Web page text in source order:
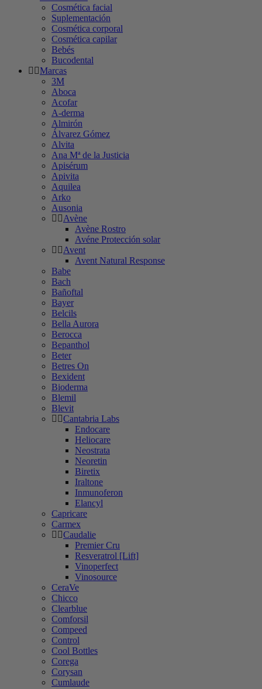
Cosmética facial
Suplementación
Cosmética corporal
Cosmética capilar
Bebés
Bucodental
Marcas
3M
Aboca
Acofar
A-derma
Almirón
Álvarez Gómez
Alvita
Ana Mª de la Justicia
Apisérum
Apivita
Aquilea
Arko
Ausonia
Avène
Avène Rostro
Avéne Protección solar
Avent
Avent Natural Response
Babe
Bach
Bañoftal
Bayer
Belcils
Bella Aurora
Berocca
Bepanthol
Beter
Betres On
Bexident
Bioderma
Blemil
Blevit
Cantabria Labs
Endocare
Heliocare
Neostrata
Neoretin
Biretix
Iraltone
Inmunoferon
Elancyl
Capricare
Carmex
Caudalie
Premier Cru
Resveratrol [Lift]
Vinoperfect
Vinosource
CeraVe
Chicco
Clearblue
Comforsil
Compeed
Control
Cool Bottles
Corega
Corysan
Cumlaude